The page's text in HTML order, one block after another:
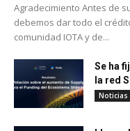
Agradecimiento Antes de
debemos dar todo el
comunidad IOTA y de...
Se ha
la red
Noticias